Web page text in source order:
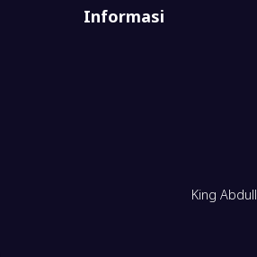
Informasi
King